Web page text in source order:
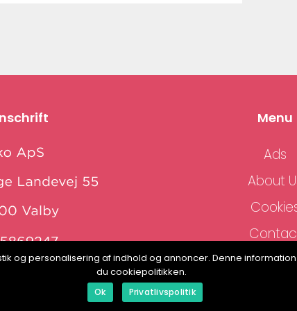
Menu
Ads
About
og personalisering af indhold og annoncer. Denne
du cookiepolitikken.
Ok Privatlivspolitik